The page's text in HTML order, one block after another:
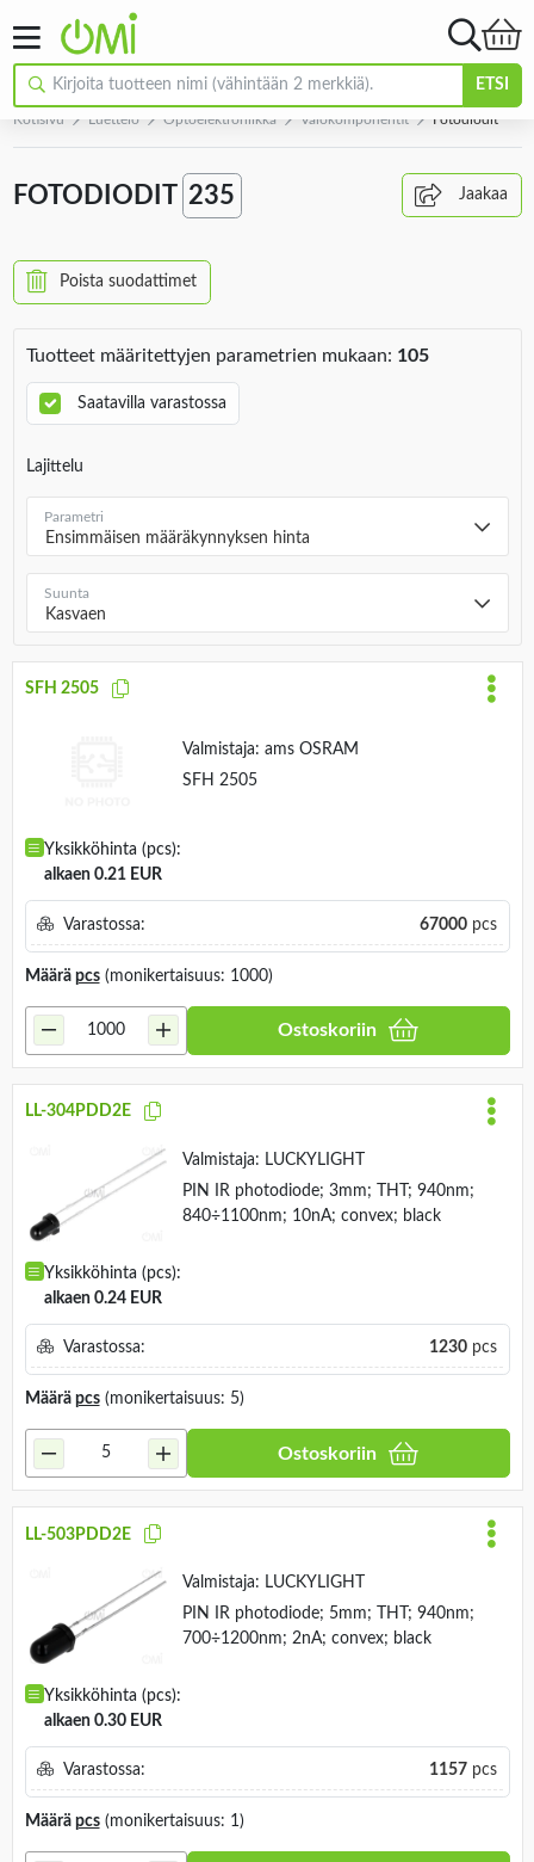
ETSI
Kotisivu Luettelo Optoelektroniikka Valokomponentit Fotodiodit
FOTODIODIT 235 Jaakaa
Poista suodattimet
Tuotteet määritettyjen parametrien mukaan: 105
Saatavilla varastossa
Lajittelu
Ensimmäisen määräkynnyksen hinta
Parametri
Kasvaen
Suunta
SFH 2505
Valmistaja: ams OSRAM
SFH 2505
Yksikköhinta (pcs):
alkaen 0.21 EUR
Varastossa: 67000pcs
Määrä pcs(monikertaisuus: 1000)
Ostoskoriin
LL-304PDD2E
Valmistaja: LUCKYLIGHT
PIN IR photodiode; 3mm; THT; 940nm;
840÷1100nm; 10nA; convex; black
Yksikköhinta (pcs):
alkaen 0.24 EUR
Varastossa: 1230pcs
Määrä pcs(monikertaisuus: 5)
Ostoskoriin
LL-503PDD2E
Valmistaja: LUCKYLIGHT
PIN IR photodiode; 5mm; THT; 940nm;
700÷1200nm; 2nA; convex; black
Yksikköhinta (pcs):
alkaen 0.30 EUR
Varastossa: 1157pcs
Määrä pcs(monikertaisuus: 1)